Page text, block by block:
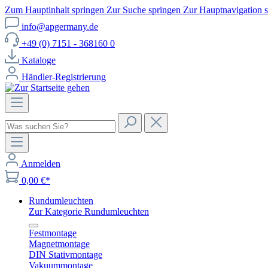
Zum Hauptinhalt springen Zur Suche springen Zur Hauptnavigation
info@apgermany.de
+49 (0) 7151 - 368160 0
Kataloge
Händler-Registrierung
Anmelden
0,00 €*
Rundumleuchten
Zur Kategorie Rundumleuchten
Festmontage
Magnetmontage
DIN Stativmontage
Vakuummontage